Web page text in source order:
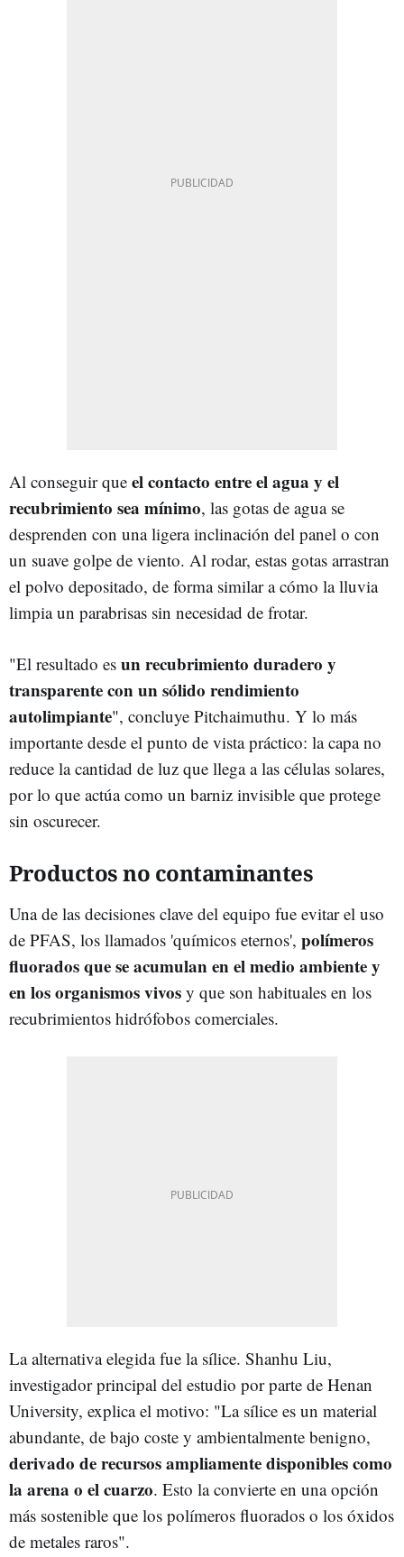
Al conseguir que el contacto entre el agua y el
recubrimiento sea mínimo, las gotas de agua se
desprenden con una ligera inclinación del panel o con
un suave golpe de viento. Al rodar, estas gotas arrastran
el polvo depositado, de forma similar a cómo la lluvia
limpia un parabrisas sin necesidad de frotar.
"El resultado es un recubrimiento duradero y
transparente con un sólido rendimiento
autolimpiante", concluye Pitchaimuthu. Y lo más
importante desde el punto de vista práctico: la capa no
reduce la cantidad de luz que llega a las células solares,
por lo que actúa como un barniz invisible que protege
sin oscurecer.
Productos no contaminantes
Una de las decisiones clave del equipo fue evitar el uso
de PFAS, los llamados 'químicos eternos', polímeros
fluorados que se acumulan en el medio ambiente y
en los organismos vivos y que son habituales en los
recubrimientos hidrófobos comerciales.
La alternativa elegida fue la sílice. Shanhu Liu,
investigador principal del estudio por parte de Henan
University, explica el motivo: "La sílice es un material
abundante, de bajo coste y ambientalmente benigno,
derivado de recursos ampliamente disponibles como
la arena o el cuarzo. Esto la convierte en una opción
más sostenible que los polímeros fluorados o los óxidos
de metales raros".